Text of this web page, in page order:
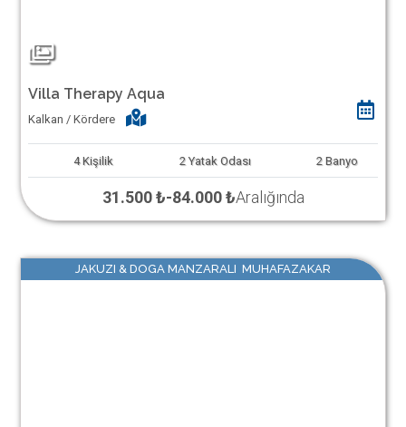
Villa Therapy Aqua
Kalkan / Kördere
4 Kişilik 2 Yatak Odası 2 Banyo
31.500 ₺-84.000 ₺Aralığında
JAKUZI & DOGA MANZARALI MUHAFAZAKAR